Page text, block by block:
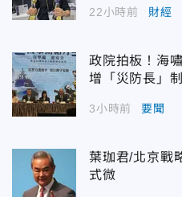
22小時前 財經
政院拍板！海
增「災防長」
3小時前 要聞
葉珈君/北京戰
式微